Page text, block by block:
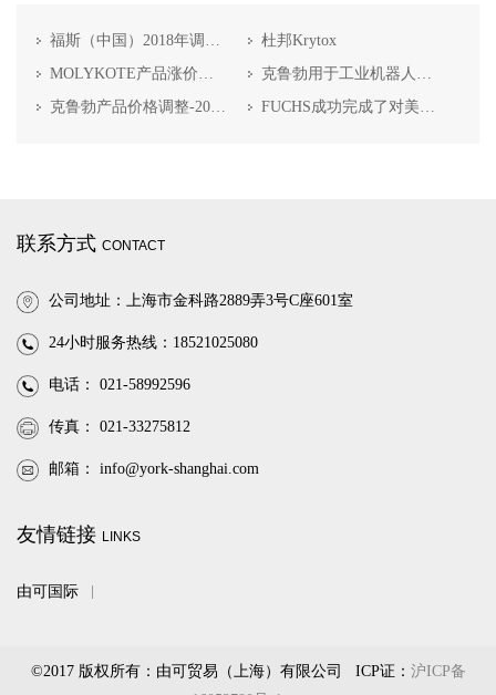
福斯（中国）2018年调价通知函
杜邦Krytox
MOLYKOTE产品涨价通知
克鲁勃用于工业机器人精密齿轮的高性能特种润滑剂
克鲁勃产品价格调整-2018年1月1日起生效
FUCHS成功完成了对美国Nye润滑油公司的收购
联系方式 CONTACT
公司地址：上海市金科路2889弄3号C座601室
24小时服务热线：18521025080
电话： 021-58992596
传真： 021-33275812
邮箱： info@york-shanghai.com
友情链接 LINKS
由可国际
©2017 版权所有：由可贸易（上海）有限公司 ICP证： 沪ICP备